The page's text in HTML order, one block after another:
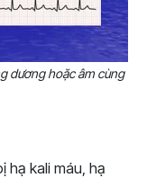
dương hoặc âm cùng
hạ kali máu, hạ